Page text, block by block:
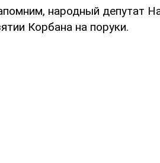
народный депутат
Корбана на поруки.